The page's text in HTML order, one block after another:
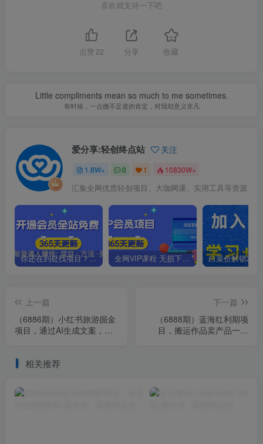
喜欢就支持一下吧
点赞 22 分享 收藏
Little compliments mean so much to me sometimes.
有时候，一点微不足道的肯定，对我却意义非凡
爱分享:轻创终点站 关注
1.8W+ 0 1 10830W+
汇集全网优质轻创项目、大咖网课、实用工具等资源
你还在到处找项目？还在当韭菜？我靠卖项目一个月收入5万+，曾经我也是个失败者。 全网VIP课程 无损下载~.~
上一篇
（6886期）小红书旅游掘金
项目，通过AI生成文案，保
下一篇
（6888期）蓝海红利期项
目，搬运作品卖产品一件
相关推荐